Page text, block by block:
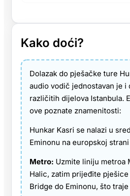
Kako doći?
Dolazak do pješačke ture
audio vodič jednostavan je i
različitih dijelova Istanbula.
ove poznate znamenitosti:
Hunkar Kasri se nalazi u
Eminonu na europskoj
Metro: Uzmite liniju metroa
Halic, zatim prijeđite pješice
Bridge do Eminonu, što traje